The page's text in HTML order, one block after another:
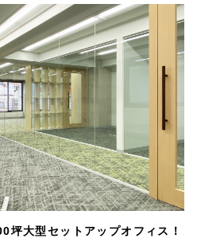
坪大型セットアップオフィス！